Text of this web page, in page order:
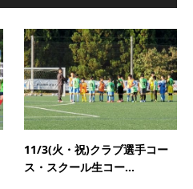
11/3(火・祝)クラブ選手コー
ス・スクール生コー...